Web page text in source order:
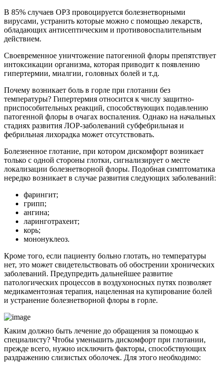
В 85% случаев ОРЗ провоцируется болезнетворными
вирусами, устранить которые можно с помощью лекарств,
обладающих антисептическим и противовоспалительным
действием.
Своевременное уничтожение патогенной флоры препятствует
интоксикации организма, которая приводит к появлению
гипертермии, миалгии, головных болей и т.д.
Почему возникает боль в горле при глотании без
температуры? Гипертермия относится к числу защитно-
приспособительных реакций, способствующих подавлению
патогенной флоры в очагах воспаления. Однако на начальных
стадиях развития ЛОР-заболеваний субфебрильная и
фебрильная лихорадка может отсутствовать.
Болезненное глотание, при котором дискомфорт возникает
только с одной стороны глотки, сигнализирует о месте
локализации болезнетворной флоры. Подобная симптоматика
нередко возникает в случае развития следующих заболеваний:
фарингит;
грипп;
ангина;
ларинготрахеит;
корь;
мононуклеоз.
Кроме того, если пациенту больно глотать, но температуры
нет, это может свидетельствовать об обострении хронических
заболеваний. Предупредить дальнейшее развитие
патологических процессов в воздухоносных путях позволяет
медикаментозная терапия, нацеленная на купирование болей
и устранение болезнетворной флоры в горле.
Каким должно быть лечение до обращения за помощью к
специалисту? Чтобы уменьшить дискомфорт при глотании,
прежде всего, нужно исключить факторы, способствующих
раздражению слизистых оболочек. Для этого необходимо: